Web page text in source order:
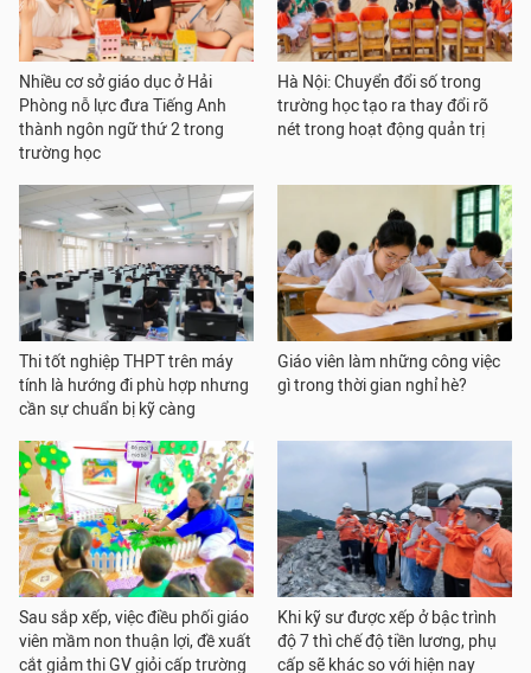
Nhiều cơ sở giáo dục ở Hải
Phòng nỗ lực đưa Tiếng Anh
thành ngôn ngữ thứ 2 trong
trường học
Hà Nội: Chuyển đổi số trong
trường học tạo ra thay đổi rõ
nét trong hoạt động quản trị
Thi tốt nghiệp THPT trên máy
tính là hướng đi phù hợp nhưng
cần sự chuẩn bị kỹ càng
Giáo viên làm những công việc
gì trong thời gian nghỉ hè?
Sau sắp xếp, việc điều phối giáo
viên mầm non thuận lợi, đề xuất
cắt giảm thi GV giỏi cấp trường
Khi kỹ sư được xếp ở bậc trình
độ 7 thì chế độ tiền lương, phụ
cấp sẽ khác so với hiện nay